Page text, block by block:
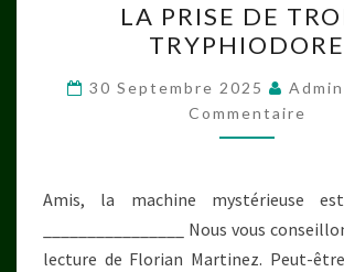
PRISE
DE
TROIE,
LA PRISE DE
TRYPHIODORE
30 Septembre 2025
Commentaire
Amis, la machine mystérieuse
________________ Nous vous
lecture de Florian Martinez. Peut-